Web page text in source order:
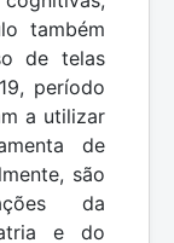
também
de telas
período
a utilizar
de
são
da
e do